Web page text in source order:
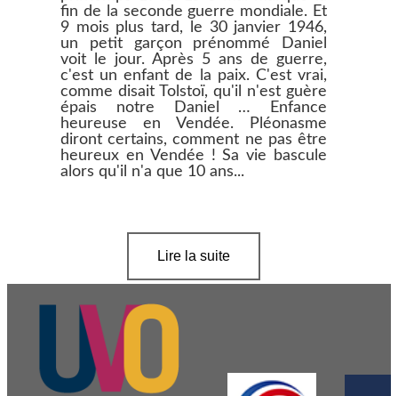
fin de la seconde guerre mondiale. Et
9 mois plus tard, le 30 janvier 1946,
un petit garçon prénommé Daniel
voit le jour. Après 5 ans de guerre,
c'est un enfant de la paix. C'est vrai,
comme disait Tolstoï, qu'il n'est guère
épais notre Daniel … Enfance
heureuse en Vendée. Pléonasme
diront certains, comment ne pas être
heureux en Vendée ! Sa vie bascule
alors qu'il n'a que 10 ans...
Lire la suite